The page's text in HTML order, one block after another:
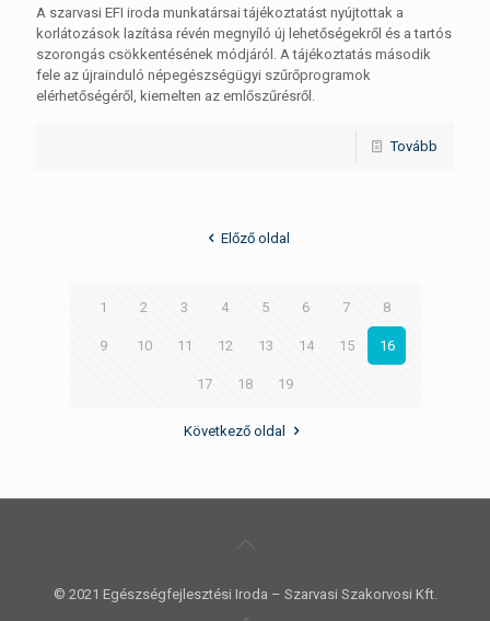
A szarvasi EFI iroda munkatársai tájékoztatást nyújtottak a
korlátozások lazítása révén megnyíló új lehetőségekről és a tartós
szorongás csökkentésének módjáról. A tájékoztatás második
fele az újrainduló népegészségügyi szűrőprogramok
elérhetőségéről, kiemelten az emlőszűrésről.
Tovább
Előző oldal
1 2 3 4 5 6 7 8
9 10 11 12 13 14 15 16
17 18 19
Következő oldal
© 2021 Egészségfejlesztési Iroda – Szarvasi Szakorvosi Kft.